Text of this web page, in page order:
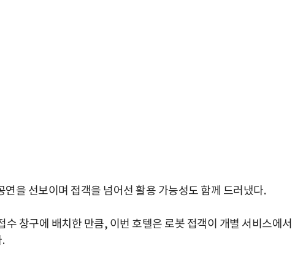
을 선보이며 접객을 넘어선 활용 가능성도 함께 드러냈다.
창구에 배치한 만큼, 이번 호텔은 로봇 접객이 개별 서비스에서